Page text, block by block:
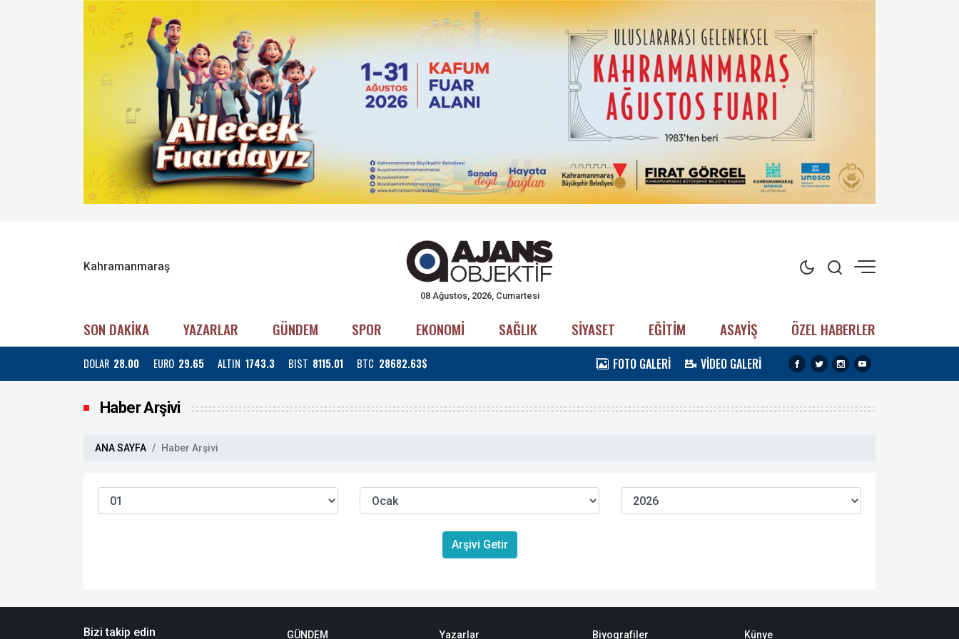
Kahramanmaraş
08 Ağustos, 2026, Cumartesi
SON DAKİKA YAZARLAR GÜNDEM SPOR EKONOMİ SAĞLIK SİYASET EĞİTİM ASAYİŞ ÖZEL HABERLER
DOLAR 28.00 EURO 29.65 ALTIN 1743.3 BIST 8115.01 BTC 28682.63$ FOTO GALERİ VİDEO GALERİ
Haber Arşivi
ANA SAYFA Haber Arşivi
Arşivi Getir
Bizi takip edin GÜNDEM Yazarlar Biyografiler Künye